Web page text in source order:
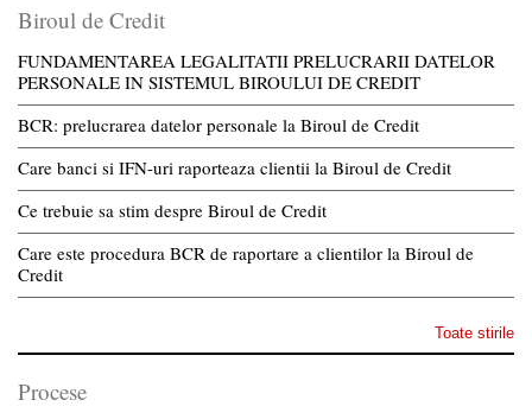
Biroul de Credit
FUNDAMENTAREA LEGALITATII PRELUCRARII DATELOR
PERSONALE IN SISTEMUL BIROULUI DE CREDIT
BCR: prelucrarea datelor personale la Biroul de Credit
Care banci si IFN-uri raporteaza clientii la Biroul de Credit
Ce trebuie sa stim despre Biroul de Credit
Care este procedura BCR de raportare a clientilor la Biroul de
Credit
Toate stirile
Procese